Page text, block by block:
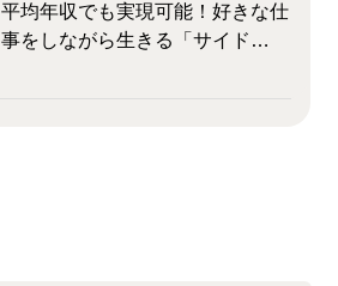
平均年収でも実現可能！好きな仕
事をしながら生きる「サイド